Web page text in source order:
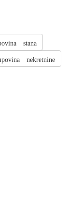
stana
nekretnine